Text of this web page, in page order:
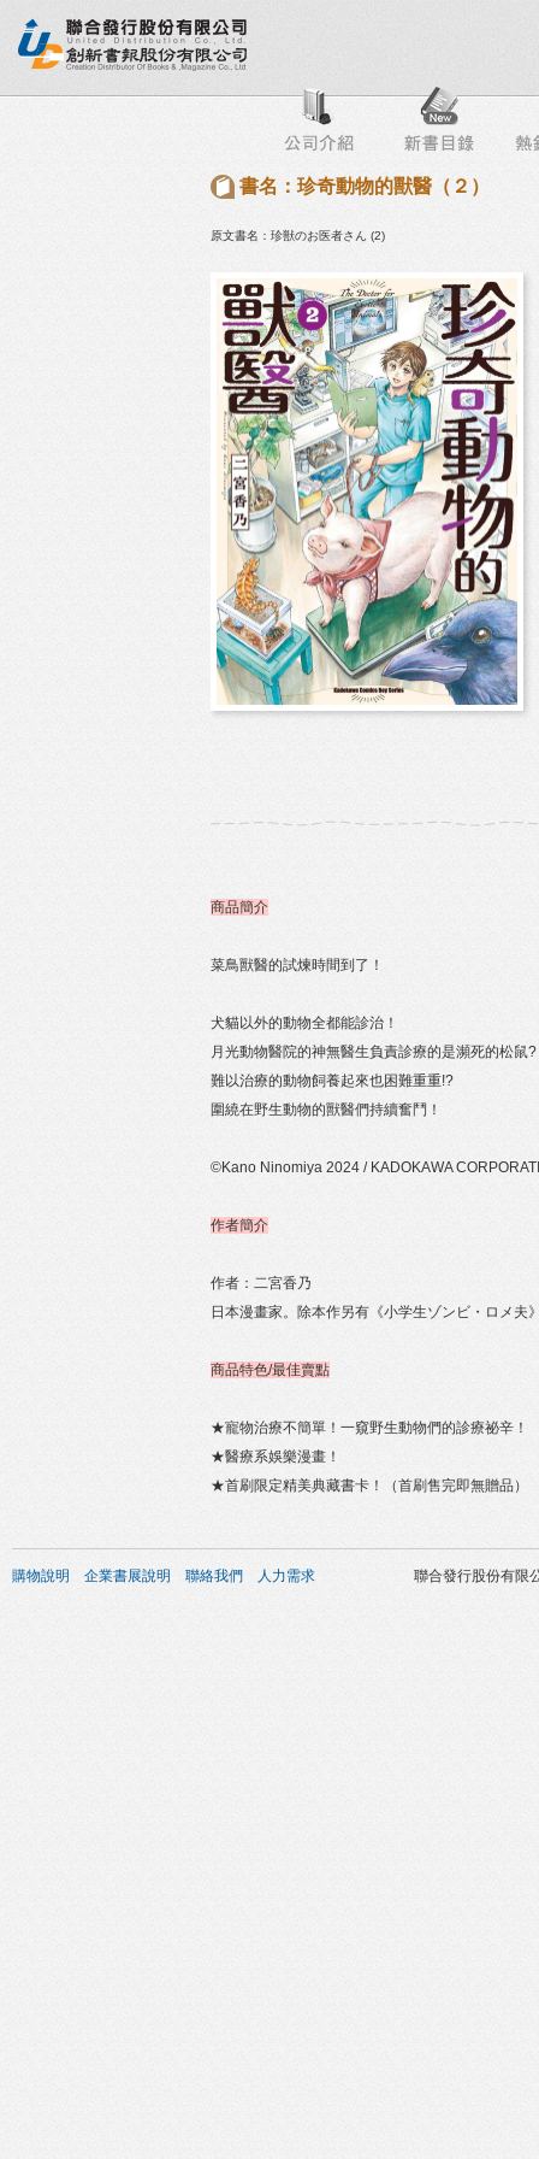
榜 出版社專區 書店專區 目錄下載 會員服務
書名：珍奇動物的獸醫（２）
原文書名：珍獣のお医者さん (2)
商品簡介
菜鳥獸醫的試煉時間到了！
犬貓以外的動物全都能診治！
月光動物醫院的神無醫生負責診療的是瀕死的松鼠?
難以治療的動物飼養起來也困難重重!?
圍繞在野生動物的獸醫們持續奮鬥！
©Kano Ninomiya 2024 / KADOKAWA
作者簡介
作者：二宮香乃
日本漫畫家。除本作另有《小学生ゾンビ・ロメ夫
商品特色/最佳賣點
★寵物治療不簡單！一窺野生動物們的診療祕辛！
★醫療系娛樂漫畫！
★首刷限定精美典藏書卡！（首刷售完即無贈品）
購物說明 企業書展說明 聯絡我們 人力需求 聯合發行股份有限